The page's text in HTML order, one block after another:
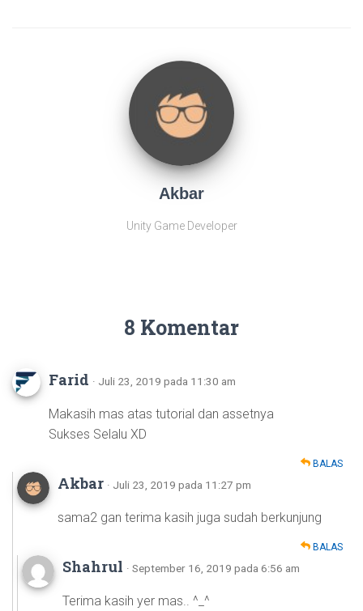
Akbar
Unity Game Developer
8 Komentar
Farid · Juli 23, 2019 pada 11:30 am
Makasih mas atas tutorial dan assetnya
Sukses Selalu XD
BALAS
Akbar · Juli 23, 2019 pada 11:27 pm
sama2 gan terima kasih juga sudah berkunjung
BALAS
Shahrul · September 16, 2019 pada 6:56 am
Terima kasih yer mas.. ^_^